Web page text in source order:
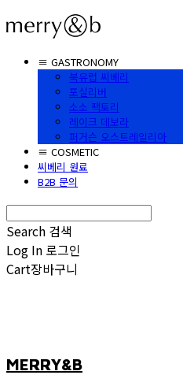
≡ GASTRONOMY
북유럽 씨베리
포실리버
소소 팩토리
레이크 데보라
퍼거슨 오스트레일리아
≡ COSMETIC
씨베리 원료
B2B 문의
Search 검색
Log In 로그인
Cart장바구니
MERRY&B